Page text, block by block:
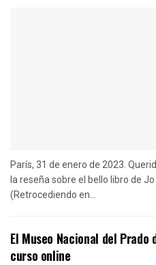
París, 31 de enero de 2023.
la reseña sobre el bello libro de
(Retrocediendo en...
El Museo Nacional del
curso online